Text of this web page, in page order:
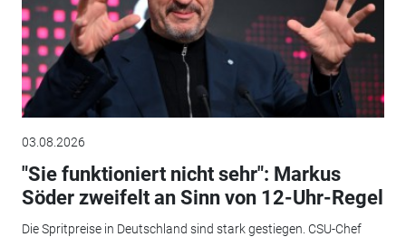
03.08.2026
"Sie funktioniert nicht sehr": Markus
Söder zweifelt an Sinn von 12-Uhr-Regel
Die Spritpreise in Deutschland sind stark gestiegen. CSU-Chef